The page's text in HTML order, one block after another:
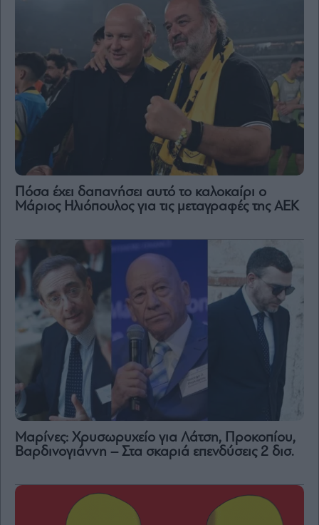
Πόσα έχει δαπανήσει αυτό το καλοκαίρι ο
Μάριος Ηλιόπουλος για τις μεταγραφές της ΑΕΚ
Μαρίνες: Χρυσωρυχείο για Λάτση, Προκοπίου,
Βαρδινογιάννη – Στα σκαριά επενδύσεις 2 δισ.